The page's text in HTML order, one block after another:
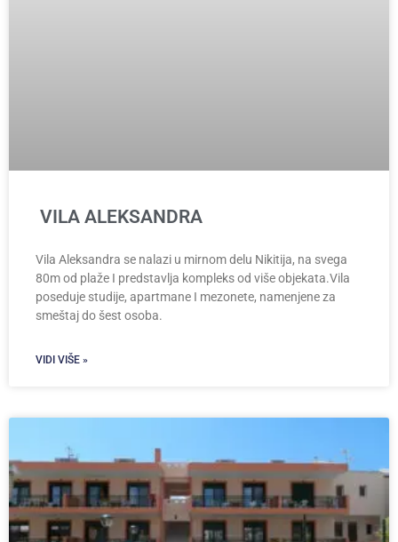
VILA ALEKSANDRA
Vila Aleksandra se nalazi u mirnom delu Nikitija, na svega
80m od plaže I predstavlja kompleks od više objekata.Vila
poseduje studije, apartmane I mezonete, namenjene za
smeštaj do šest osoba.
VIDI VIŠE »